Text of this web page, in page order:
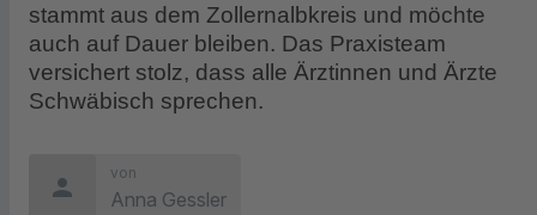
stammt aus dem Zollernalbkreis und möchte
auch auf Dauer bleiben. Das Praxisteam
versichert stolz, dass alle Ärztinnen und Ärzte
Schwäbisch sprechen.
person
von
Anna Gessler